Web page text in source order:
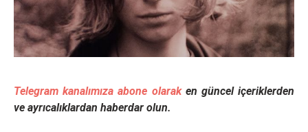
Telegram kanalımıza abone olaraken güncel içeriklerden
ve ayrıcalıklardan haberdar olun.